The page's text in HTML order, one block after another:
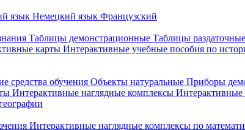
язык Немецкий язык Французский
Таблицы демонстрационные Таблицы раздаточные
карты Интерактивные учебные пособия по
средства обучения Объекты натуральные Приборы
Интерактивные наглядные комплексы Интерактивные
Интерактивные наглядные комплексы по